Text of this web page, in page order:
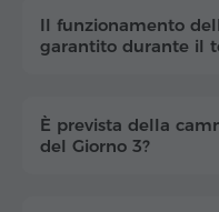
Il funzionamento
garantito durante il
È prevista della
del Giorno 3?